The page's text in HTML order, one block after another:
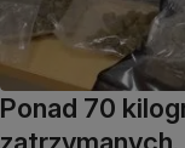
Ponad 70